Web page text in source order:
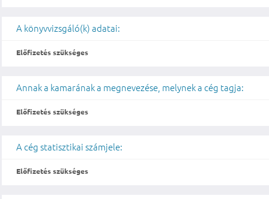
A könyvvizsgáló(k) adatai:
Előfizetés szükséges
Annak a kamarának a megnevezése, melynek a cég tagja:
Előfizetés szükséges
A cég statisztikai számjele:
Előfizetés szükséges